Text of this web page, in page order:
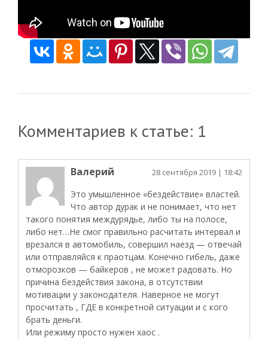
Комментариев к статье: 1
Валерий 28 сентября 2019 | 18:42
Это умышленное «бездействие» властей.
Что автор дурак и не понимает, что нет
такого понятия междурядье, либо ты на полосе,
либо нет…Не смог правильно расчитать интервал и
врезался в автомобиль, совершил наезд — отвечай
или отправляйся к праотцам. Конечно гибель, даже
отморозков — байкеров , не может радовать. Но
причина бездействия закона, в отсутствии
мотивации у законодателя. Наверное не могут
просчитать , ГДЕ в конкретной ситуации и с кого
брать деньги.
Или режиму просто нужен хаос .